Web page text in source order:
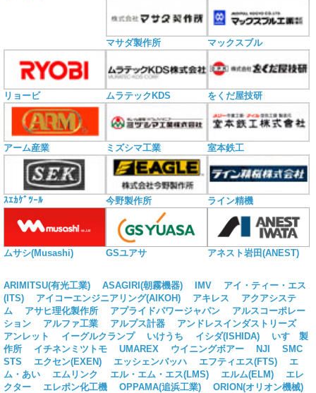
マサダ製作所 マックスブル
リョービ ムラテックKDS をくだ屋技研
アーム産業 ミズシマ工業 室本鉄工
ｽｴｶｹﾞﾂｰﾙ 今野製作所 ライン精機
ムサシ(Musashi) GSユアサ アネスト岩田(ANEST)
ARIMITSU(有光工業) ASAGIRI(朝霧機器) IMV
アイ・ティー・エス
(ITS)
アイコーエンジニアリング(AIKOH) アキレス
アクアシステ
ム
アサヒ理化製作所 アプライドパワージャパン
アルスコーポレー
ション
アルファ工業 アルプス計器
アンドレスインダストリーズ
アンレット
イーグルクランプ いけうち イシダ(ISHIDA)
いすゞ製
作所
イチネンミツトモ UMAREX ウイニングボアー NJI
SMC
STS
エクセン(EXEN) エッシェンバッハ エフティエス(FTS)
エ
ム・あい
エムリンク エル・エム・エス(LMS) エルム(ELM)
エレ
クター
エレポン化工機 OPPAMA(追浜工業)
ORION(オリオン機械)